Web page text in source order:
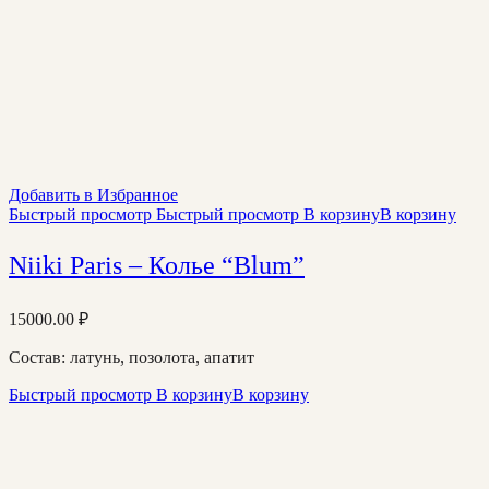
Добавить в Избранное
Быстрый просмотр Быстрый просмотр В корзинуВ корзину
Niiki Paris – Колье “Blum”
15000.00 ₽
Состав: латунь, позолота, апатит
Быстрый просмотр В корзинуВ корзину